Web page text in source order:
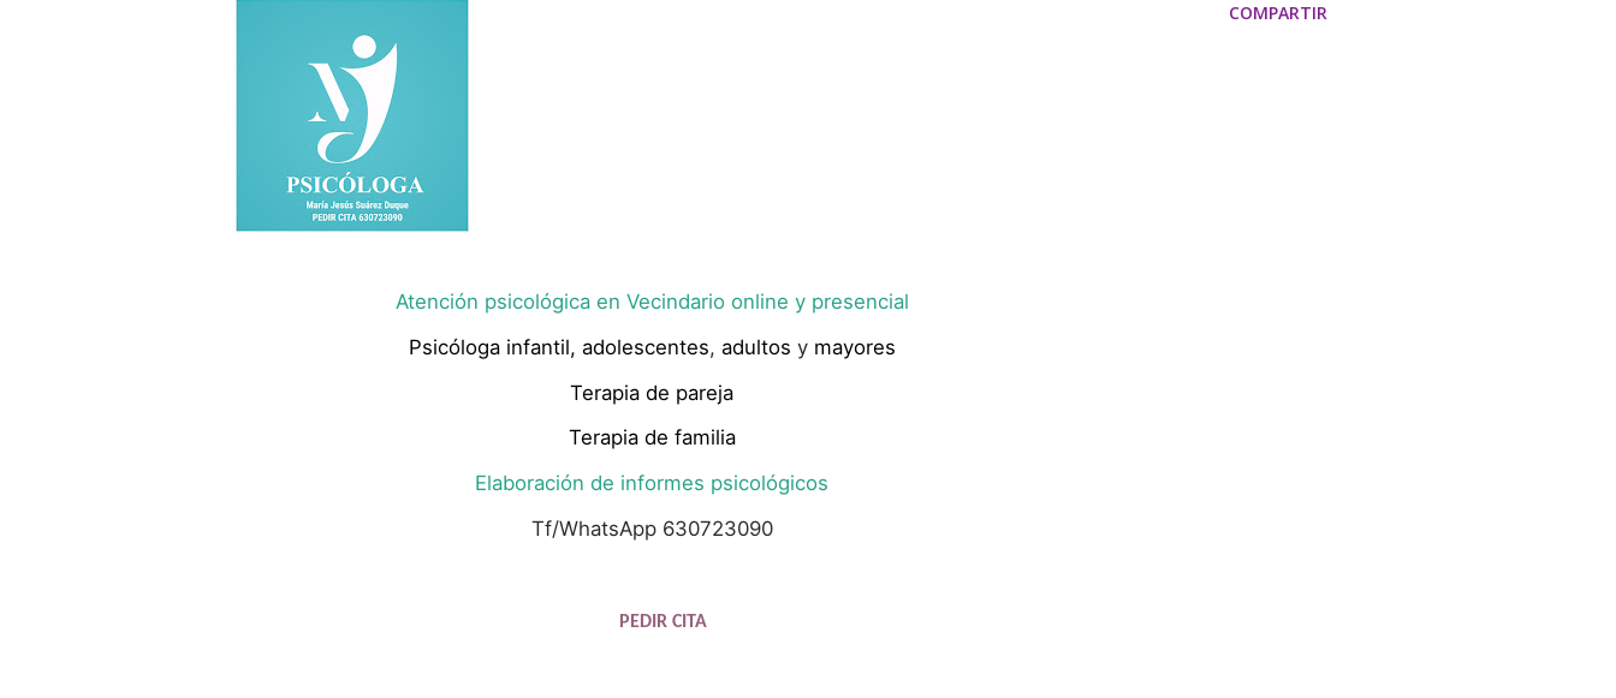
Atención psicológica en Vecindario online y presencial
Psicóloga infantil, adolescentes, adultos y mayores
Terapia de pareja
Terapia de familia
Elaboración de informes psicológicos
Tf/WhatsApp 630723090
PEDIR CITA
COMPARTIR